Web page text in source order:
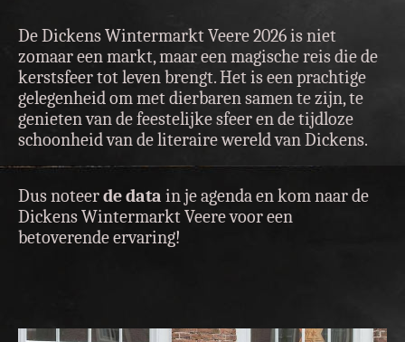
De Dickens Wintermarkt Veere 2026 is niet
zomaar een markt, maar een magische reis die de
kerstsfeer tot leven brengt. Het is een prachtige
gelegenheid om met dierbaren samen te zijn, te
genieten van de feestelijke sfeer en de tijdloze
schoonheid van de literaire wereld van Dickens.
Dus noteerde data in je agenda en kom naar de
Dickens Wintermarkt Veere voor een
betoverende ervaring!